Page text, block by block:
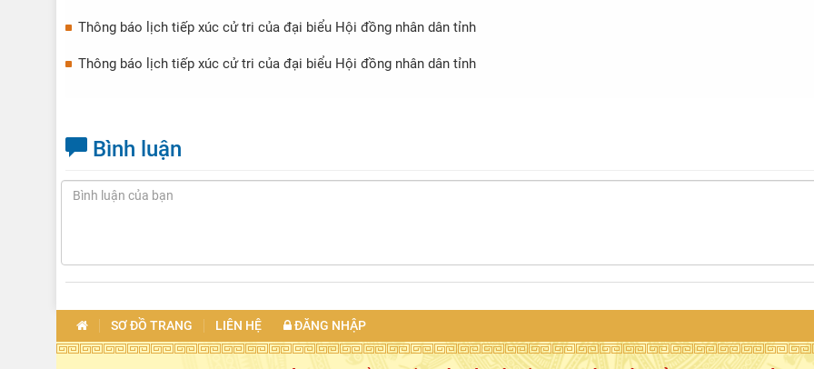
Thông báo lịch tiếp xúc cử tri của đại biểu Hội đồng nhân dân tỉnh
Thông báo lịch tiếp xúc cử tri của đại biểu Hội đồng nhân dân tỉnh
Bình luận
SƠ ĐỒ TRANG LIÊN HỆ ĐĂNG NHẬP